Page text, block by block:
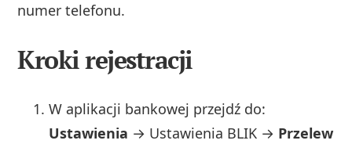
numer telefonu.
Kroki rejestracji
W aplikacji bankowej przejdź do:
Ustawienia → Ustawienia BLIK → Przelew